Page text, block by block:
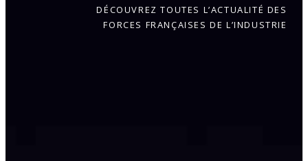
DÉCOUVREZ TOUTES L’ACTUALITÉ DES
FORCES FRANÇAISES DE L’INDUSTRIE